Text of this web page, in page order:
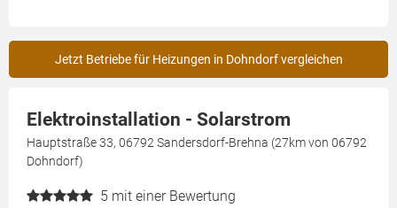
Jetzt Betriebe für Heizungen in Dohndorf vergleichen
Elektroinstallation - Solarstrom
Hauptstraße 33, 06792 Sandersdorf-Brehna (27km von 06792
Dohndorf)
5 mit einer Bewertung